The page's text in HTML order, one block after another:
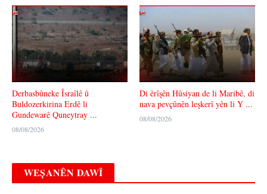
Derbasbûneke Îsraîlê û
Buldozerkirina Erdê li
Gundewarê Quneytray ...
08/08/2026
Di êrîşên Hûsiyan de li Maribê, di
nava pevçûnên leşkerî yên li Y ...
08/08/2026
WEȘANÊN DAWÎ